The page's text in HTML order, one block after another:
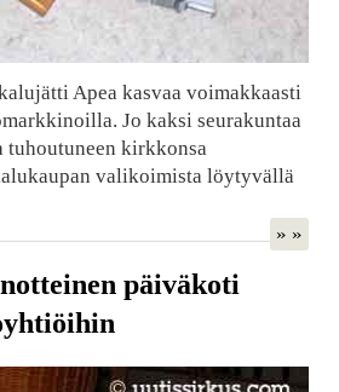
Apea kasvaa voimakkaasti
Jo kaksi seurakuntaa
tuhoutuneen kirkkonsa
valikoimista löytyvällä
» »
päiväkoti